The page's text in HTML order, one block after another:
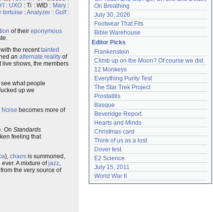
: UXO : Ti : WID : Mary:
tortoise :Analyzer : Golf:
of their eponymous
the recenttainted
an alternate reality of
live shows, the members
what people
up we
Noise becomes more of
On Standards
feeling that
), chaos is summoned,
A mixture ofjazz,
the very source of
On Breathing
July 30, 2026
Footwear That Fits
Bible Warehouse
Editor Picks
Frankenstein
Climb up on the Moon? Of course we did.
12 Monkeys
Everything Purity Test
The Star Trek Project
Prostatitis
Basque
Beveridge Report
Hearts and Minds
Christmas card
Think of us as a lost
Dover test
E2 Science
July 15, 2011
World War II